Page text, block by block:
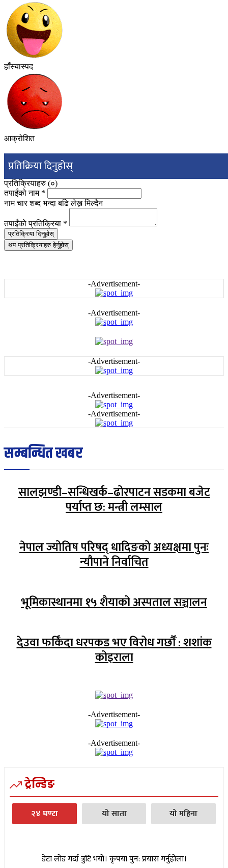
हाँस्यास्पद
आक्रोशित
प्रतिक्रिया दिनुहोस्
प्रतिक्रियाहरु (०)
तपाईंको नाम *
नाम चार शब्द भन्दा बढि लेख्न मिल्दैन
तपाईंको प्रतिक्रिया *
प्रतिक्रिया दिनुहोस्
थप प्रतिक्रियाहरु हेर्नुहोस्
-Advertisement-
-Advertisement-
-Advertisement-
-Advertisement-
-Advertisement-
सम्बन्धित खबर
सालझण्डी–सन्धिखर्क–ढोरपाटन सडकमा बजेट
पर्याप्त छ: मन्त्री लम्साल
नेपाल ज्योतिष परिषद् धादिङको अध्यक्षमा पुनः
न्यौपाने निर्वाचित
भूमिकास्थानमा १५ शैयाको अस्पताल सञ्चालन
देउवा फर्किँदा धरपकड भए विरोध गर्छौँं : शशांक
कोइराला
-Advertisement-
-Advertisement-
ट्रेन्डिङ
२४ घण्टा यो साता यो महिना
डेटा लोड गर्दा त्रुटि भयो। कृपया पुन: प्रयास गर्नुहोला।